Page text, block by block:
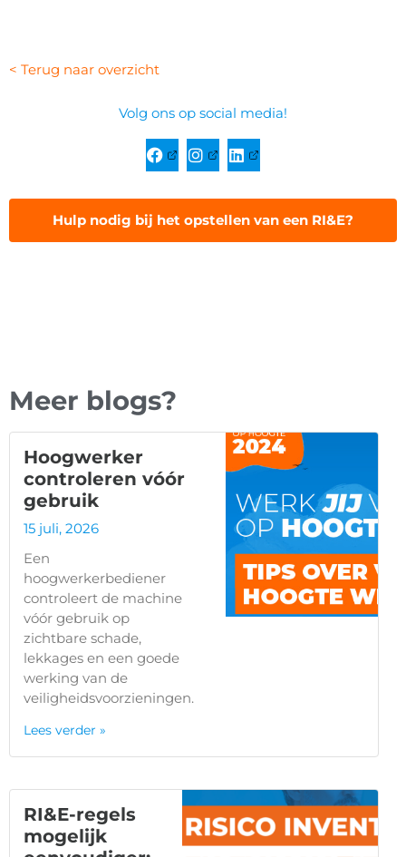
< Terug naar overzicht
Volg ons op social media!
Hulp nodig bij het opstellen van een RI&E?
Meer blogs?
Hoogwerker
controleren vóór
gebruik
15 juli, 2026
Een
hoogwerkerbediener
controleert de machine
vóór gebruik op
zichtbare schade,
lekkages en een goede
werking van de
veiligheidsvoorzieningen.
Lees verder »
RI&E-regels
mogelijk